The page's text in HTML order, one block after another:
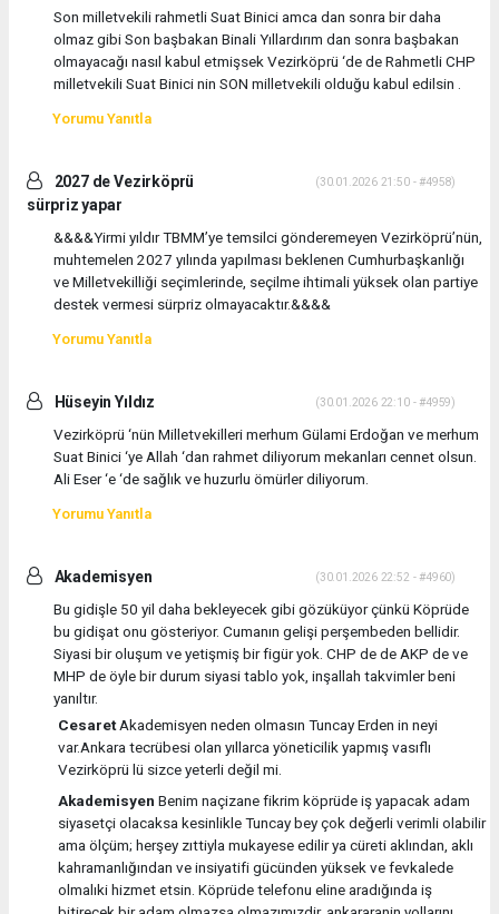
Son milletvekili rahmetli Suat Binici amca dan sonra bir daha
olmaz gibi Son başbakan Binali Yıllardırım dan sonra başbakan
olmayacağı nasıl kabul etmişsek Vezirköprü ‘de de Rahmetli CHP
milletvekili Suat Binici nin SON milletvekili olduğu kabul edilsin .
Yorumu Yanıtla
2027 de Vezirköprü
sürpriz yapar
(30.01.2026 21:50 - #4958)
&&&&Yirmi yıldır TBMM’ye temsilci gönderemeyen Vezirköprü’nün,
muhtemelen 2027 yılında yapılması beklenen Cumhurbaşkanlığı
ve Milletvekilliği seçimlerinde, seçilme ihtimali yüksek olan partiye
destek vermesi sürpriz olmayacaktır.&&&&
Yorumu Yanıtla
Hüseyin Yıldız (30.01.2026 22:10 - #4959)
Vezirköprü ‘nün Milletvekilleri merhum Gülami Erdoğan ve merhum
Suat Binici ‘ye Allah ‘dan rahmet diliyorum mekanları cennet olsun.
Ali Eser ‘e ‘de sağlık ve huzurlu ömürler diliyorum.
Yorumu Yanıtla
Akademisyen (30.01.2026 22:52 - #4960)
Bu gidişle 50 yil daha bekleyecek gibi gözüküyor çünkü Köprüde
bu gidişat onu gösteriyor. Cumanın gelişi perşembeden bellidir.
Siyasi bir oluşum ve yetişmiş bir figür yok. CHP de de AKP de ve
MHP de öyle bir durum siyasi tablo yok, inşallah takvimler beni
yanıltır.
CesaretAkademisyen neden olmasın Tuncay Erden in neyi
var.Ankara tecrübesi olan yıllarca yöneticilik yapmış vasıflı
Vezirköprü lü sizce yeterli değil mi.
Akademisyen Benim naçizane fikrim köprüde iş yapacak adam
siyasetçi olacaksa kesinlikle Tuncay bey çok değerli verimli olabilir
ama ölçüm; herşey zıttiyla mukayese edilir ya cüreti aklından, aklı
kahramanlığından ve insiyatifi gücünden yüksek ve fevkalede
olmalıki hizmet etsin. Köprüde telefonu eline aradığında iş